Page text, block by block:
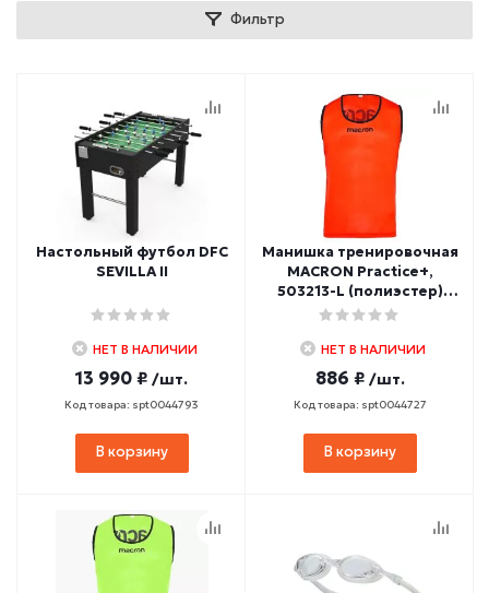
Фильтр
Настольный футбол DFC
SEVILLA II
НЕТ В НАЛИЧИИ
13 990 ₽ /шт.
Код товара: spt0044793
В корзину
Манишка тренировочная
MACRON Practice+,
503213-L (полиэстер)
оранжевый
НЕТ В НАЛИЧИИ
886 ₽ /шт.
Код товара: spt0044727
В корзину